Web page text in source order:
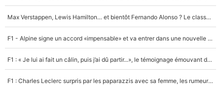
Max Verstappen, Lewis Hamilton… et bientôt Fernando Alonso ? Le classement des pilotes les mieux payés en Formule 1 risque de changer !
F1 - Alpine signe un accord «impensable» et va entrer dans une nouvelle dimension : Grande nouvelle pour Pierre Gasly !
F1 : « Je lui ai fait un câlin, puis j’ai dû partir...», le témoignage émouvant de Max Verstappen sur sa fille
F1 : Charles Leclerc surpris par les paparazzis avec sa femme, les rumeurs étaient vraies !